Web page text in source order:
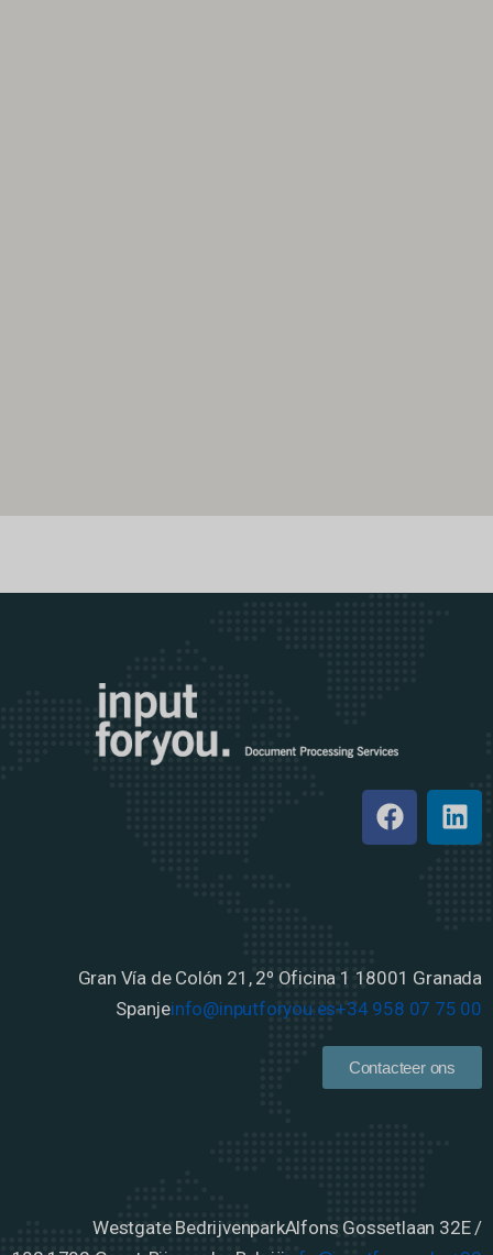
Gran Vía de Colón 21, 2º Oficina 1 18001 Granada
Spanjeinfo@inputforyou.es+34 958 07 75 00
Contacteer ons
Westgate BedrijvenparkAlfons Gossetlaan 32E /